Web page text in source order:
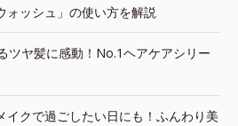
ォッシュ」の使い方を解説
ツヤ髪に感動！No.1ヘアケアシリー
イクで過ごしたい日にも！ふんわり美